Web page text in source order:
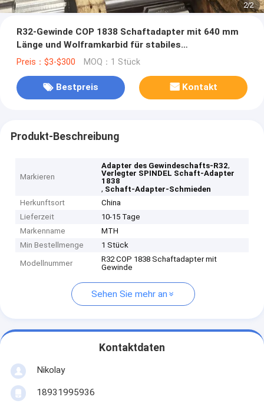
2/2
R32-Gewinde COP 1838 Schaftadapter mit 640 mm
Länge und Wolframkarbid für stabiles
Gesteinsbohren
Preis：$3-$300 MOQ：1 Stück
Bestpreis Kontakt
Produkt-Beschreibung
Markieren
Adapter des Gewindeschafts-R32,
Verlegter SPINDEL Schaft-Adapter
1838
, Schaft-Adapter-Schmieden
Herkunftsort
China
Lieferzeit
10-15 Tage
Markenname
MTH
Min Bestellmenge
1 Stück
Modellnummer
R32 COP 1838 Schaftadapter mit
Gewinde
Sehen Sie mehr an
Kontaktdaten
Nikolay
18931995936